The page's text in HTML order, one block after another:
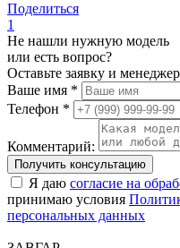
Поделиться
1
Не нашли нужную модель
или есть вопрос?
Оставьте заявку и
Ваше имя *
Телефон *
Комментарий:
Получить консультацию
Я даю согласие на
принимаю условия
персональных данных